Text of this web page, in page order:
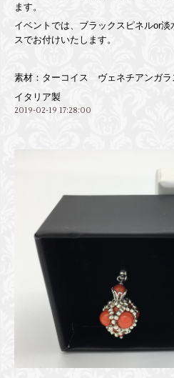
ます。
イベントでは、ブラックスピネルor
スでお付けいたします。
素材：ターコイス ヴェネチアンガ
イタリア製
2019-02-19 17:28:00